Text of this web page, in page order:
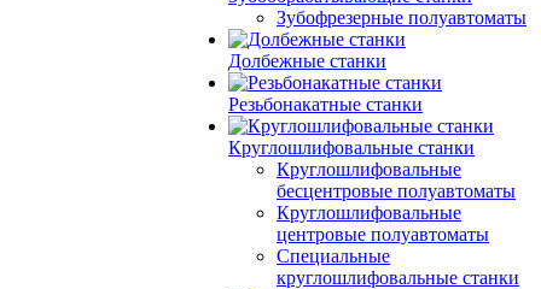
Зубофрезерные полуавтоматы
Долбежные станки
Резьбонакатные станки
Круглошлифовальные станки
Круглошлифовальные
бесцентровые полуавтоматы
Круглошлифовальные
центровые полуавтоматы
Специальные
круглошлифовальные станки